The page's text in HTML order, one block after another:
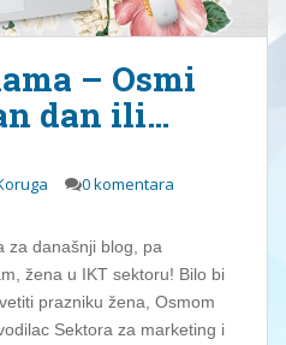
– Osmi
dan ili…
0 komentara
za današnji blog, pa
žena u IKT sektoru! Bilo bi
prazniku žena, Osmom
Sektora za marketing i